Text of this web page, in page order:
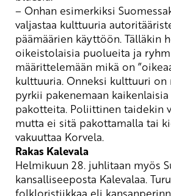
– Onhan esimerkiksi
valjastaa kulttuuria
päämäärien käyttöön. Tälläkin
oikeistolaisia puolueita ja
määrittelemään mikä on
kulttuuria. Onneksi kulttuuri on
pyrkii pakenemaan
pakotteita. Poliittinen taidekin
mutta ei sitä pakottamalla tai
vakuuttaa Korvela.
Rakas Kalevala
Helmikuun 28. juhlitaan myös
kansalliseeposta Kalevalaa.
folkloristiikkaa eli